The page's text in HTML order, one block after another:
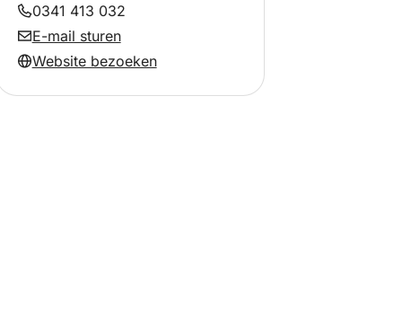
0341 413 032
E-mail sturen
Website bezoeken